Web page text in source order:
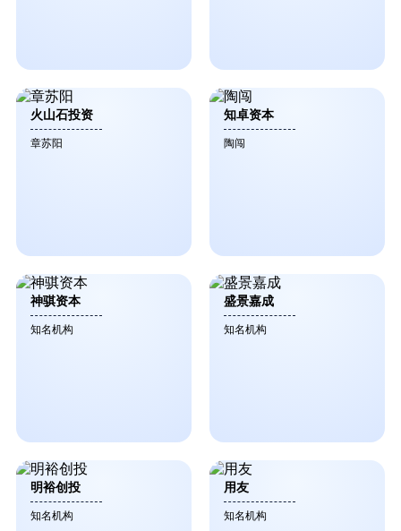
火山石投资
章苏阳
神骐资本
知名机构
知卓资本
陶闯
盛景嘉成
知名机构
明裕创投
知名机构
用友
知名机构